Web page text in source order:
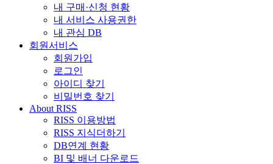
내 구매·신청 현황
내 서비스 사용권한
내 관심 DB
회원서비스
회원가입
로그인
아이디 찾기
비밀번호 찾기
About RISS
RISS 이용방법
RISS 지식더하기
DB연계 현황
BI 및 배너 다운로드